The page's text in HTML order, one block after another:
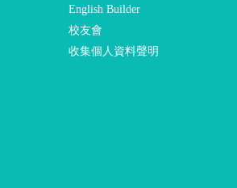
English Builder
校友會
收集個人資料聲明